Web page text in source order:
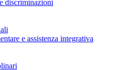
discriminazioni
e assistenza integrativa